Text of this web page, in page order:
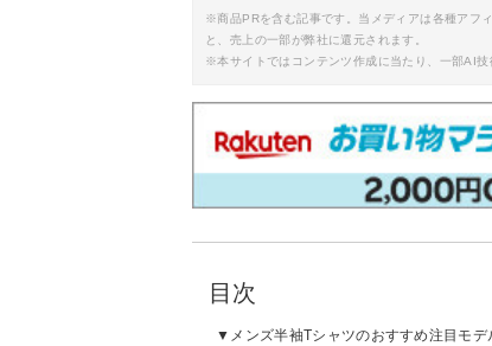
※商品PRを含む記事です。当メディアは各種アフ
と、売上の一部が弊社に還元されます。
※本サイトではコンテンツ作成に当たり、一部AI技
目次
メンズ半袖Tシャツのおすすめ注目モデ